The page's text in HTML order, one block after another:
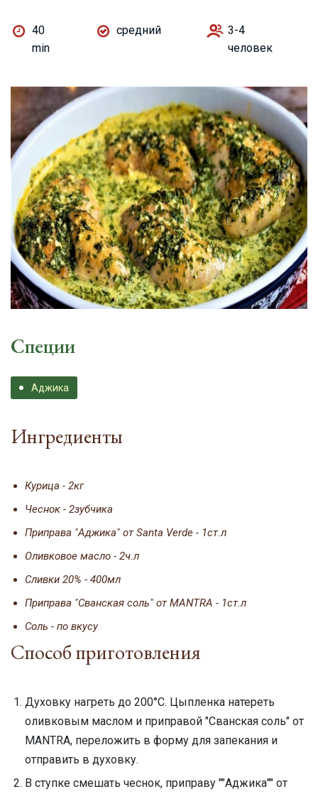
40
min
средний
3-4
человек
Специи
Аджика
Ингредиенты
Курица - 2кг
Чеснок - 2зубчика
Приправа "Аджика" от Santa Verde - 1ст.л
Оливковое масло - 2ч.л
Сливки 20% - 400мл
Приправа "Сванская соль" от MANTRA - 1ст.л
Соль - по вкусу
Способ приготовления
Духовку нагреть до 200°С. Цыпленка натереть
оливковым маслом и приправой "Сванская соль" от
MANTRA, переложить в форму для запекания и
отправить в духовку.
В ступке смешать чеснок, приправу ""Аджика"" от